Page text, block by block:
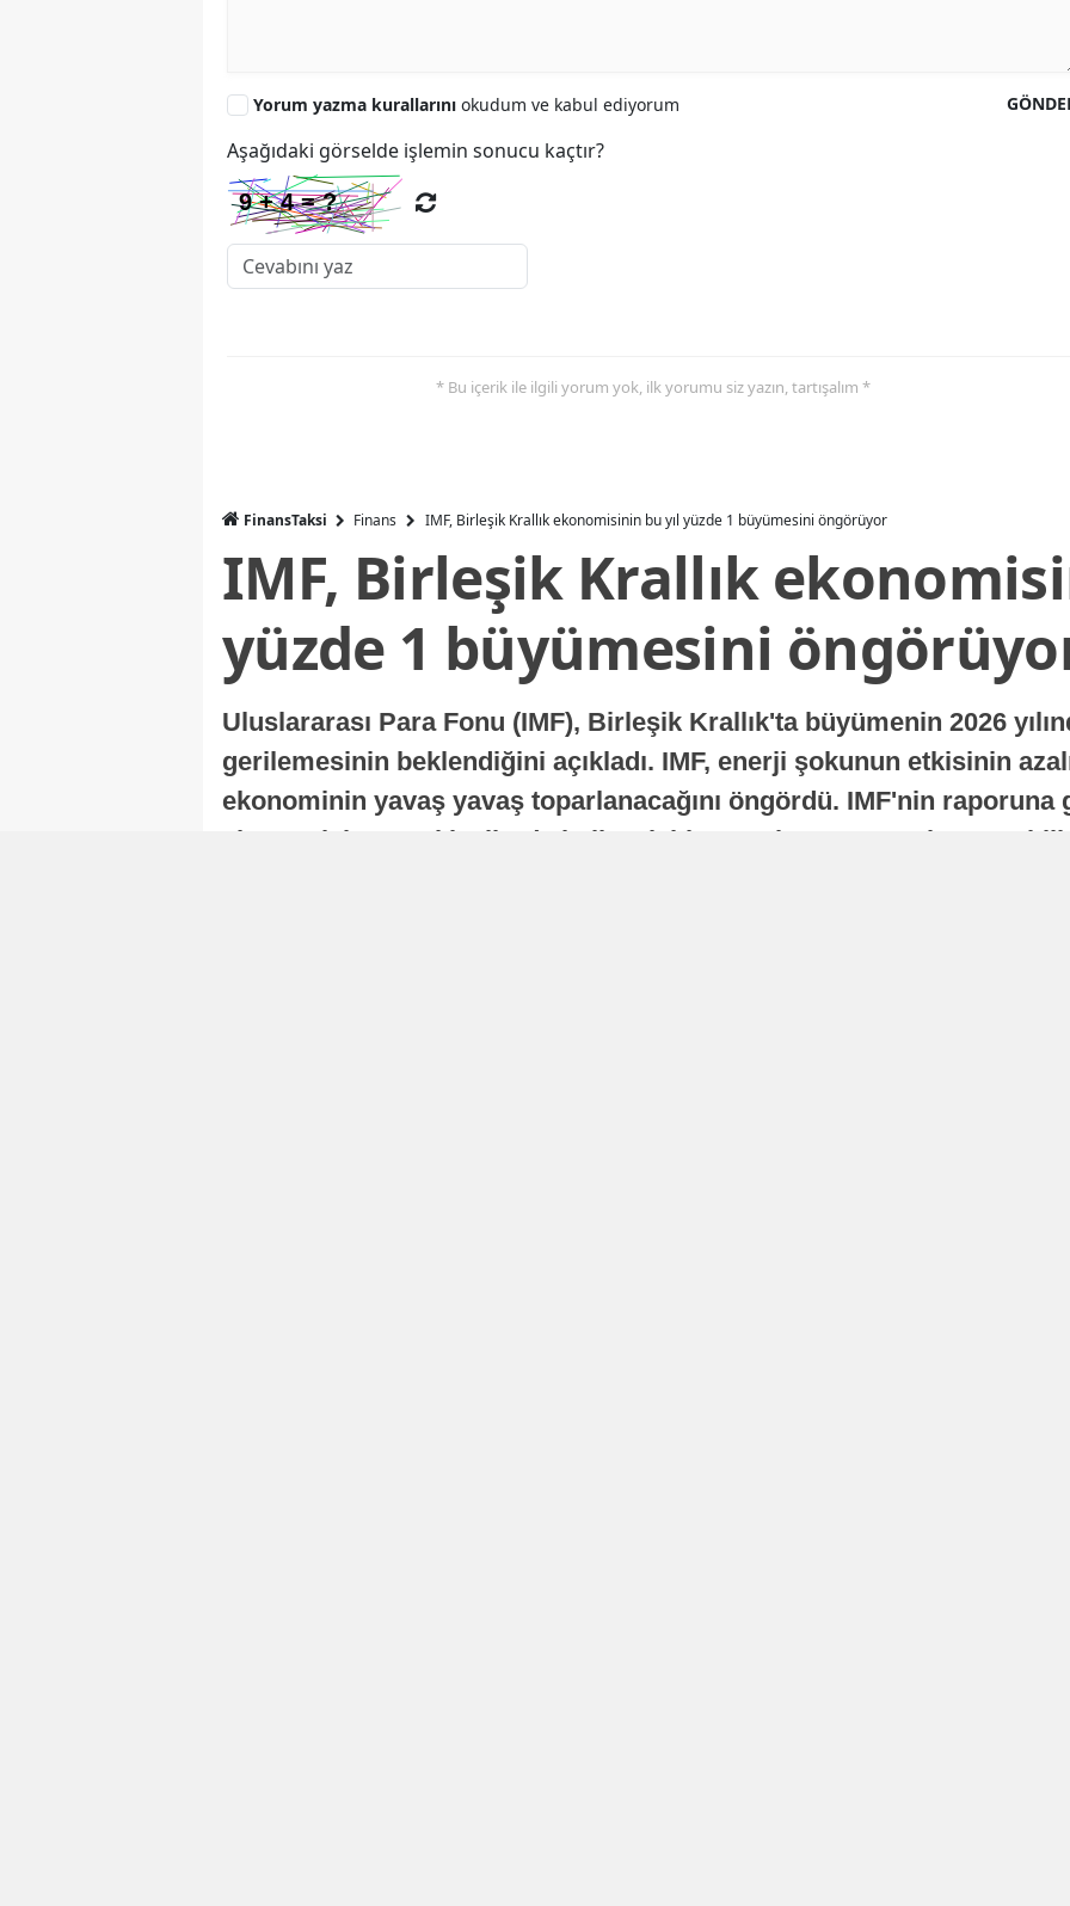
Yorum yazma kurallarını okudum ve kabul ediyorum
Aşağıdaki görselde işlemin sonucu kaçtır?
* Bu içerik ile ilgili yorum yok, ilk yorumu siz yazın, tartışalım *
FinansTaksi Finans IMF, Birleşik Krallık ekonomisinin bu yıl yüzde 1 büyümesini öngörüyor
IMF, Birleşik Krallık
yüzde 1 büyümesini
Uluslararası Para Fonu (IMF), Birleşik Krallık'ta büyümenin 2026
gerilemesinin beklendiğini açıkladı. IMF, enerji şokunun etkisinin
ekonominin yavaş yavaş toparlanacağını öngördü. IMF'nin raporuna
ekonomisi, sonraki yıllarda istikrarlı bir toparlanma süreci